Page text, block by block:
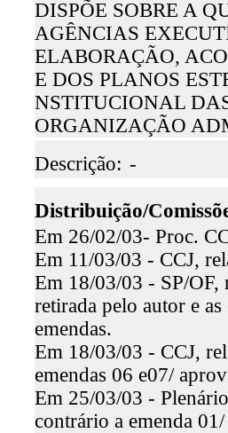
DISPÕE SOBRE A
AGÊNCIAS
ELABORAÇÃO,
E DOS PLANOS
NSTITUCIONAL
ORGANIZAÇÃO
Descrição: -
Distribuição/
Em 26/02/03- Proc.
Em 11/03/03 - CCJ,
Em 18/03/03 - SP/OF,
retirada pelo autor e
emendas.
Em 18/03/03 - CCJ,
emendas 06 e07/
Em 25/03/03 -
contrário a emenda